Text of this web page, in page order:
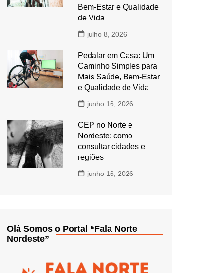
Bem-Estar e Qualidade
de Vida
julho 8, 2026
Pedalar em Casa: Um
Caminho Simples para
Mais Saúde, Bem-Estar
e Qualidade de Vida
junho 16, 2026
CEP no Norte e
Nordeste: como
consultar cidades e
regiões
junho 16, 2026
Olá Somos o Portal “Fala Norte
Nordeste”